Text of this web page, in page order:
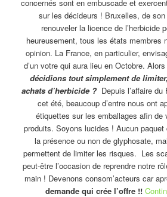
concernés sont en embuscade et
sur les décideurs ! Bruxelles, de
renouveler la licence de l’herbicide
heureusement, tous les états membres
opinion. La France, en particulier,
d’un votre qui aura lieu en Octobre.
décidions tout simplement de
achats d’herbicide ? Depuis l’affaire
cet été, beaucoup d’entre nous ont
étiquettes sur les emballages afin de
produits. Soyons lucides ! Aucun paquet
la présence ou non de glyphosate,
permettent de limiter les risques. Les
peut-être l’occasion de reprendre notre
main ! Devenons consom’acteurs car
demande qui crée l’offre !!